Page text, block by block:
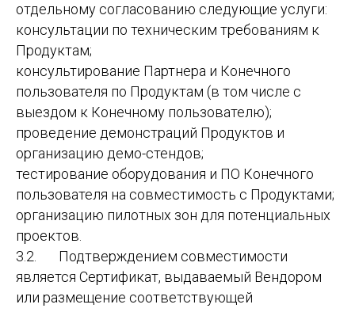
отдельному согласованию следующие услуги:
консультации по техническим требованиям к
Продуктам;
консультирование Партнера и Конечного
пользователя по Продуктам (в том числе с
выездом к Конечному пользователю);
проведение демонстраций Продуктов и
организацию демо-стендов;
тестирование оборудования и ПО Конечного
пользователя на совместимость с Продуктами;
организацию пилотных зон для потенциальных
проектов.
3.2. Подтверждением совместимости
является Сертификат, выдаваемый Вендором
или размещение соответствующей